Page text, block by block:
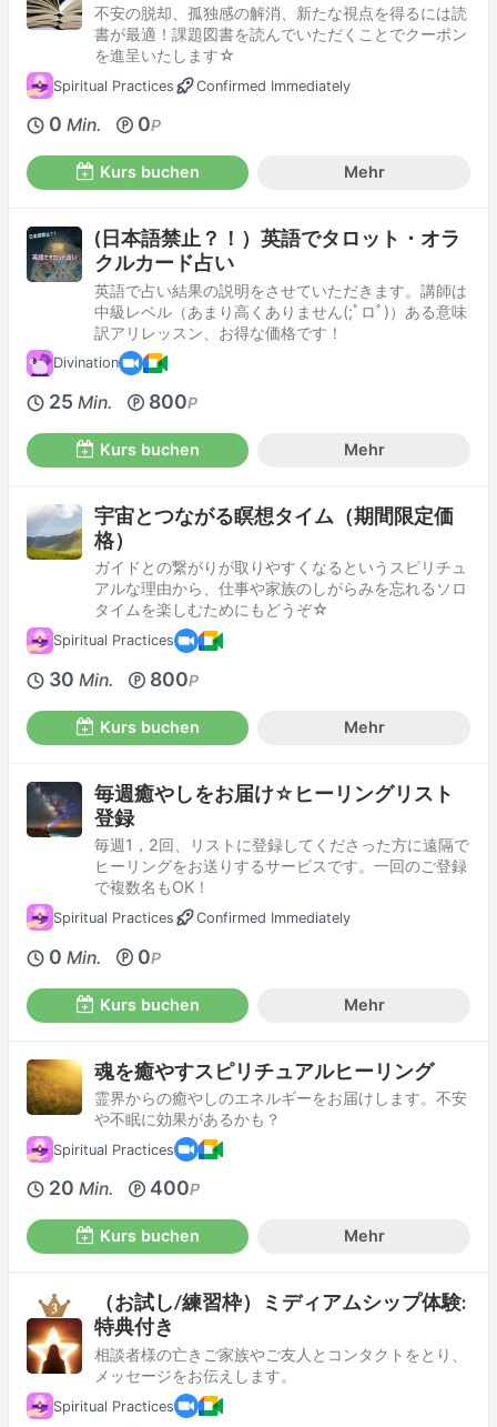
不安の脱却、孤独感の解消、新たな視点を得るには読
書が最適！課題図書を読んでいただくことでクーポン
を進呈いたします☆
Spiritual Practices Confirmed Immediately
0 Min. 0P
Kurs buchen Mehr
(日本語禁止？！）英語でタロット・オラ
クルカード占い
英語で占い結果の説明をさせていただきます。講師は
中級レベル（あまり高くありません(;ﾟロﾟ)）ある意味
訳アリレッスン、お得な価格です！
Divination
25 Min. 800P
Kurs buchen Mehr
宇宙とつながる瞑想タイム（期間限定価
格）
ガイドとの繋がりが取りやすくなるというスピリチュ
アルな理由から、仕事や家族のしがらみを忘れるソロ
タイムを楽しむためにもどうぞ☆
Spiritual Practices
30 Min. 800P
Kurs buchen Mehr
毎週癒やしをお届け☆ヒーリングリスト
登録
毎週1，2回、リストに登録してくださった方に遠隔で
ヒーリングをお送りするサービスです。一回のご登録
で複数名もOK！
Spiritual Practices Confirmed Immediately
0 Min. 0P
Kurs buchen Mehr
魂を癒やすスピリチュアルヒーリング
霊界からの癒やしのエネルギーをお届けします。不安
や不眠に効果があるかも？
Spiritual Practices
20 Min. 400P
Kurs buchen Mehr
（お試し/練習枠）ミディアムシップ体験:
特典付き
相談者様の亡きご家族やご友人とコンタクトをとり、
メッセージをお伝えします。
Spiritual Practices